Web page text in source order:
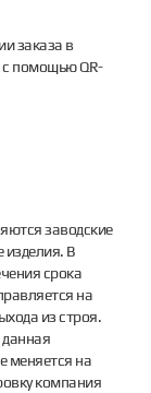
заказа в
с помощью QR-
заводские
изделия. В
срока
на
из строя.
меняется на
компания